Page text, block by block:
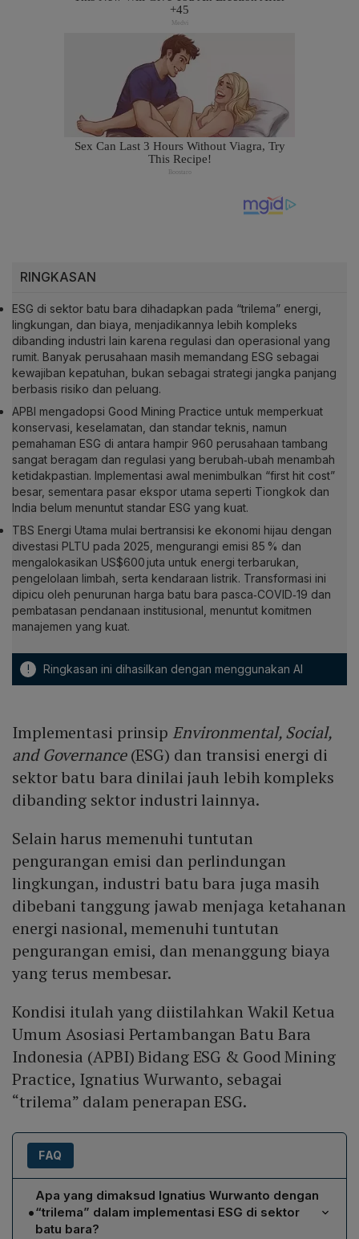
RINGKASAN
ESG di sektor batu bara dihadapkan pada “trilema” energi,
lingkungan, dan biaya, menjadikannya lebih kompleks
dibanding industri lain karena regulasi dan operasional yang
rumit. Banyak perusahaan masih memandang ESG sebagai
kewajiban kepatuhan, bukan sebagai strategi jangka panjang
berbasis risiko dan peluang.
APBI mengadopsi Good Mining Practice untuk memperkuat
konservasi, keselamatan, dan standar teknis, namun
pemahaman ESG di antara hampir 960 perusahaan tambang
sangat beragam dan regulasi yang berubah‑ubah menambah
ketidakpastian. Implementasi awal menimbulkan “first hit cost”
besar, sementara pasar ekspor utama seperti Tiongkok dan
India belum menuntut standar ESG yang kuat.
TBS Energi Utama mulai bertransisi ke ekonomi hijau dengan
divestasi PLTU pada 2025, mengurangi emisi 85 % dan
mengalokasikan US$600 juta untuk energi terbarukan,
pengelolaan limbah, serta kendaraan listrik. Transformasi ini
dipicu oleh penurunan harga batu bara pasca‑COVID‑19 dan
pembatasan pendanaan institusional, menuntut komitmen
manajemen yang kuat.
! Ringkasan ini dihasilkan dengan menggunakan AI
Implementasi prinsip Environmental, Social,
and Governance(ESG) dan transisi energi di
sektor batu bara dinilai jauh lebih kompleks
dibanding sektor industri lainnya.
Selain harus memenuhi tuntutan
pengurangan emisi dan perlindungan
lingkungan, industri batu bara juga masih
dibebani tanggung jawab menjaga ketahanan
energi nasional, memenuhi tuntutan
pengurangan emisi, dan menanggung biaya
yang terus membesar.
Kondisi itulah yang diistilahkan Wakil Ketua
Umum Asosiasi Pertambangan Batu Bara
Indonesia (APBI) Bidang ESG & Good Mining
Practice, Ignatius Wurwanto, sebagai
“trilema” dalam penerapan ESG.
FAQ
•
Apa yang dimaksud Ignatius Wurwanto dengan
“trilema” dalam implementasi ESG di sektor
batu bara?